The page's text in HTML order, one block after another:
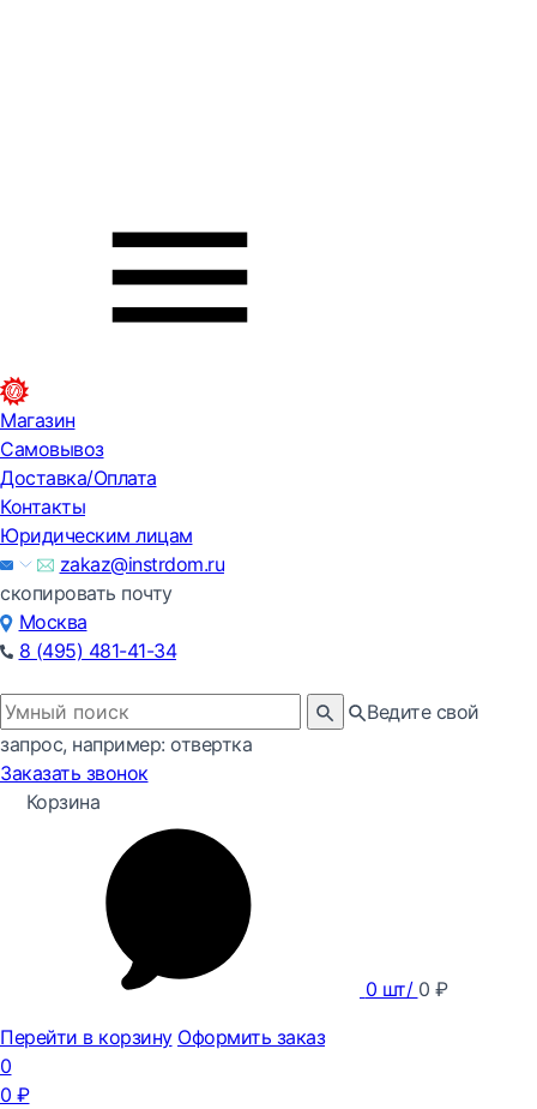
Магазин
Самовывоз
Доставка/Оплата
Контакты
Юридическим лицам
zakaz@instrdom.ru
скопировать почту
Москва
8 (495) 481-41-34
Ведите свой
запрос, например: отвертка
Заказать звонок
Корзина
0 шт/ 0 ₽
Перейти в корзину Оформить заказ
0
0 ₽